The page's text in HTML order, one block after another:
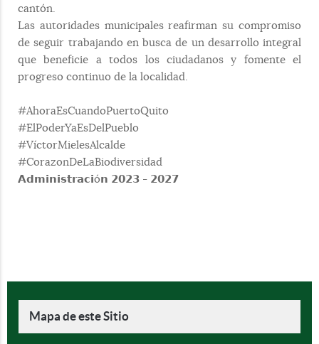
cantón.
Las autoridades municipales reafirman su compromiso
de seguir trabajando en busca de un desarrollo integral
que beneficie a todos los ciudadanos y fomente el
progreso continuo de la localidad.
#AhoraEsCuandoPuertoQuito
#ElPoderYaEsDelPueblo
#VíctorMielesAlcalde
#CorazonDeLaBiodiversidad
𝗔𝗱𝗺𝗶𝗻𝗶𝘀𝘁𝗿𝗮𝗰𝗶ó𝗻 𝟮𝟬𝟮𝟯 - 𝟮𝟬𝟮𝟳
Mapa de este Sitio